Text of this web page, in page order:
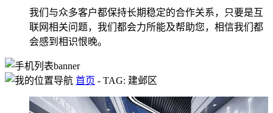
我们与众多客户都保持长期稳定的合作关系，只要是互
联网相关问题，我们都会力所能及帮助您，相信我们都
会感到相识恨晚。
首页 - TAG: 建邺区